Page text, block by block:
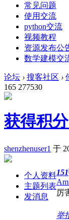
常见问题
使用交流
python交流
视频教程
资源发布公
数学建模交
论坛 › 搜客社区 ›
165 277530
获得积
shenzhenuser1 于
个人资料
主题列表
发消息
151
厉
举